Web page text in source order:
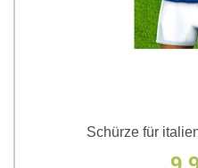
Schürze für